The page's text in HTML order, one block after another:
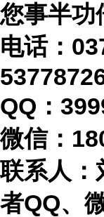
您事半功
电话：
QQ：
微信：
联系人：
者QQ、